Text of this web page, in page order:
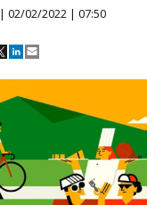
| 02/02/2022 | 07:50